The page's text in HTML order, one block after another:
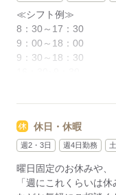
≪シフト例≫
8：30～17：30
9：00～18：00
9：30～18：30
※シフト制（実働6～
～勤務シフトはお気軽
「日勤のみ」「夜勤の
ご希望にあったお仕事
休日・休暇
週2・3日 週4日勤務
曜日固定のお休みや、
「週にこれくらいは休